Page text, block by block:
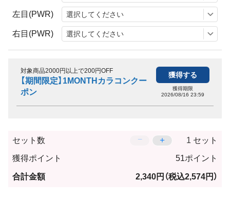
左目(PWR)
右目(PWR)
対象商品2000円以上で200円OFF
【期間限定】1MONTHカラコンクー
ポン
獲得する
獲得期限
2026/08/16 23:59
セット数 − ＋ セット
獲得ポイント 51ポイント
合計金額 2,340円 （税込2,574円）